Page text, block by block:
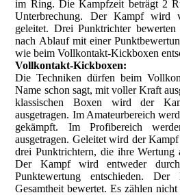
im Ring. Die Kampfzeit beträgt 2
Unterbrechung. Der Kampf wird
geleitet. Drei Punktrichter
nach Ablauf mit einer
wie beim Vollkontakt-Kickboxen
Vollkontakt-Kickboxen:
Die Techniken dürfen beim
Name schon sagt, mit voller Kraft
klassischen Boxen wird der
ausgetragen. Im Amateurbereich
gekämpft. Im Profibereich
ausgetragen. Geleitet wird der
drei Punktrichtern, die ihre Wertung
Der Kampf wird entweder
Punktewertung entschieden.
Gesamtheit bewertet. Es zählen